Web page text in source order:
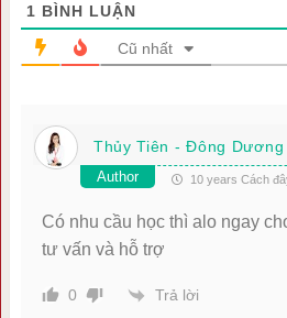
1 BÌNH LUẬN
Cũ nhất
Thủy Tiên - Đông Dương
Author 10 years Cách
Có nhu cầu học thì alo ngay
tư vấn và hỗ trợ
0 Trả lời